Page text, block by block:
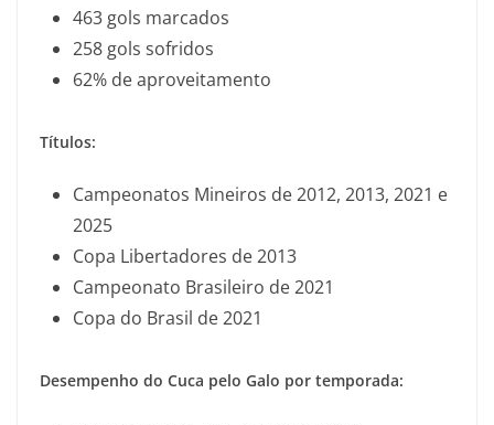
463 gols marcados
258 gols sofridos
62% de aproveitamento
Títulos:
Campeonatos Mineiros de 2012, 2013, 2021 e
2025
Copa Libertadores de 2013
Campeonato Brasileiro de 2021
Copa do Brasil de 2021
Desempenho do Cuca pelo Galo por temporada: